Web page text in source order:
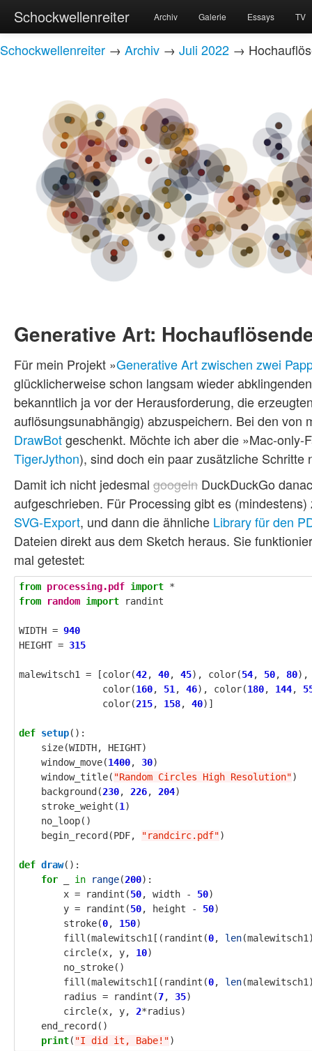
Schockwellenreiter Archiv Galerie Essays TV
Schockwellenreiter → Archiv → Juli 2022 →
Generative Art:
Für mein Projekt »Generative Art zwischen zwei
glücklicherweise schon langsam wieder
bekanntlich ja vor der Herausforderung, die
auflösungsunabhängig) abzuspeichern. Bei den
DrawBotgeschenkt. Möchte ich aber die »Mac-
TigerJython), sind doch ein paar zusätzliche Schritte
Damit ich nicht jedesmal googeln DuckDuckGo
aufgeschrieben. Für Processing gibt es
SVG-Export, und dann die ähnliche Library für den
Dateien direkt aus dem Sketch heraus. Sie
mal getestet:
from processing.pdf import *
from
random import randint
WIDTH = 940
HEIGHT = 315
malewitsch1 = [color(42, 40, 45), color(54, 50, 80),
color(160, 51 , 46), color(180, 144,
color(215, 158, 40)]
def setup():
size(WIDTH, HEIGHT)
window_move(1400, 30)
window_title( "Random Circles High Resolution")
background (230, 226, 204)
stroke_weight (1 )
no_loop()
begin_record (PDF, "randcirc.pdf")
def draw():
for
in range(200):
x = randint (50, width - 50)
y = randint (50, height - 50)
stroke(0, 150)
fill (malewitsch1 [( randint (0, len(malewitsch1
circle(x, y, 10)
no_stroke()
fill (malewitsch1 [( randint (0, len(malewitsch1
radius = randint (7, 35)
circle(x, y, 2*radius)
end_record ()
print( "I did it, Babe!")